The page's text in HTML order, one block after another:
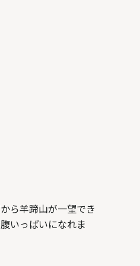
ら羊蹄山が一望でき
いっぱいになれま